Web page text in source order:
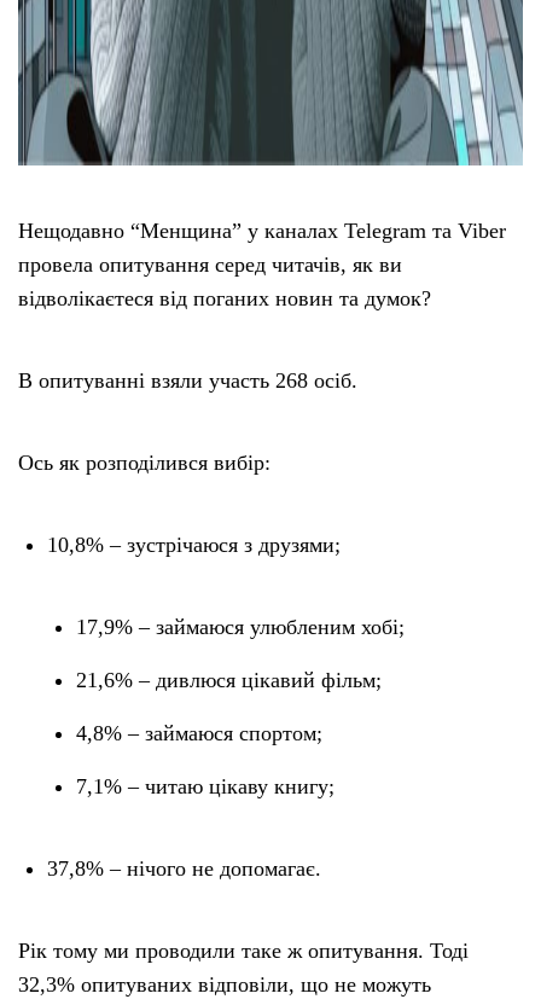
Нещодавно “Менщина” у каналах Telegram та Viber
провела опитування серед читачів, як ви
відволікаєтеся від поганих новин та думок?
В опитуванні взяли участь 268 осіб.
Ось як розподілився вибір:
10,8% – зустрічаюся з друзями;
17,9% – займаюся улюбленим хобі;
21,6% – дивлюся цікавий фільм;
4,8% – займаюся спортом;
7,1% – читаю цікаву книгу;
37,8% – нічого не допомагає.
Рік тому ми проводили таке ж опитування. Тоді
32,3% опитуваних відповіли, що не можуть